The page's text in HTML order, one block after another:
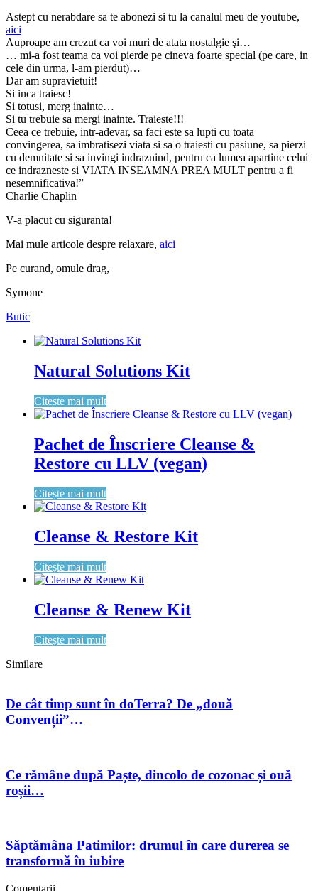
Astept cu nerabdare sa te abonezi si tu la canalul meu de youtube,
aici
Auproape am crezut ca voi muri de atata nostalgie şi…
… mi-a fost teama ca voi pierde pe cineva foarte special (pe care, in
cele din urma, l-am pierdut)…
Dar am supravietuit!
Si inca traiesc!
Si totusi, merg inainte…
Si tu trebuie sa mergi inainte. Traieste!!!
Ceea ce trebuie, intr-adevar, sa faci este sa lupti cu toata
convingerea, sa imbratisezi viata si sa o traiesti cu pasiune, sa pierzi
cu demnitate si sa invingi indraznind, pentru ca lumea apartine celui
ce indrazneste si VIATA INSEAMNA PREA MULT pentru a fi
nesemnificativa!”
Charlie Chaplin
V-a placut cu siguranta!
Mai mule articole despre relaxare, aici
Pe curand, omule drag,
Symone
Butic
Natural Solutions Kit
Citește mai mult
Pachet de Înscriere Cleanse &
Restore cu LLV (vegan)
Citește mai mult
Cleanse & Restore Kit
Citește mai mult
Cleanse & Renew Kit
Citește mai mult
Similare
De cât timp sunt în doTerra? De „două
Convenții”…
Ce rămâne după Paște, dincolo de cozonac și ouă
roșii…
Săptămâna Patimilor: drumul în care durerea se
transformă în iubire
Comentarii